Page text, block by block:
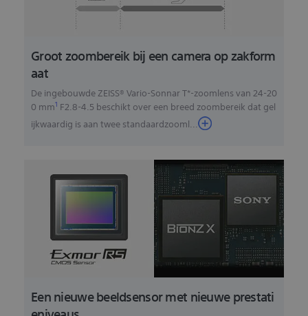
Groot zoombereik bij een camera op zakform
aat
De ingebouwde ZEISS® Vario-Sonnar T*-zoomlens van 24-20
0 mm1 F2.8-4.5 beschikt over een breed zoombereik dat gel
ijkwaardig is aan twee standaardzooml...
Een nieuwe beeldsensor met nieuwe prestati